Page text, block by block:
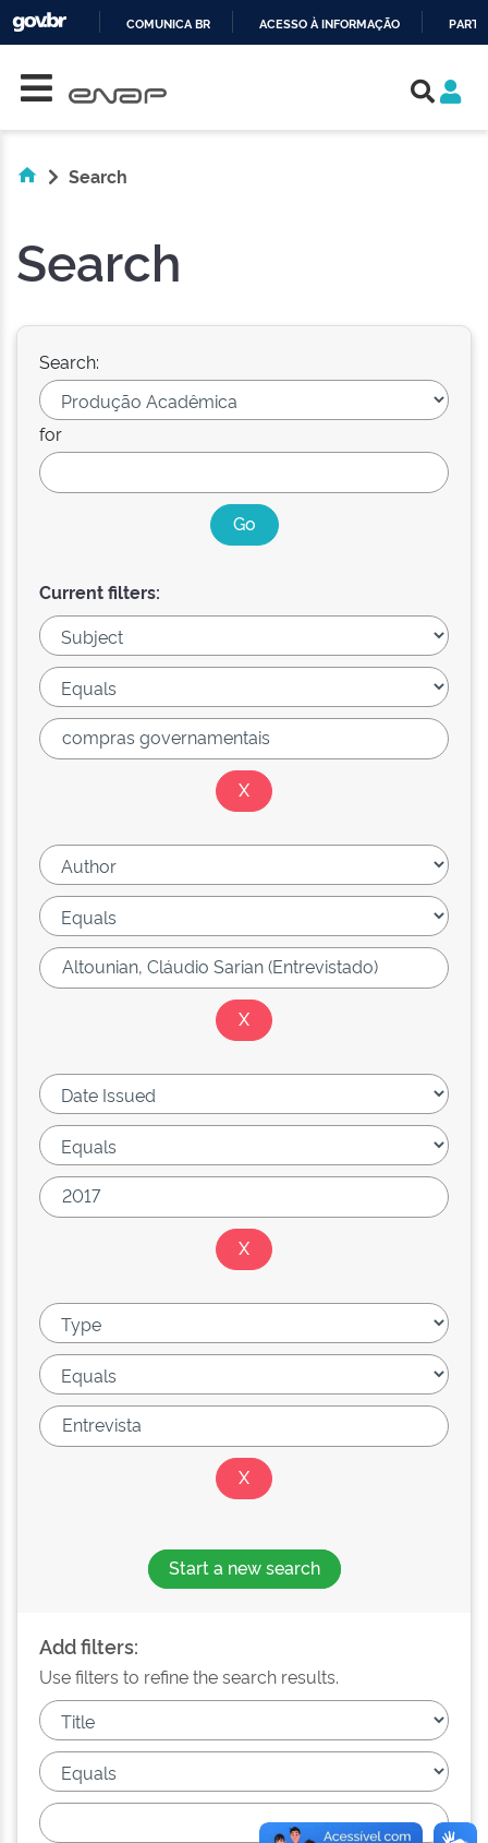
COMUNICA BR ACESSO À INFORMAÇÃO
Search
Search
Search:
for
Current filters:
Start a new search
Add filters:
Use filters to refine the search results.